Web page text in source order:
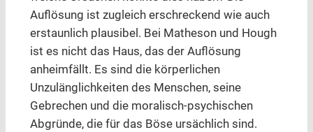
Auflösung ist zugleich erschreckend wie auch
erstaunlich plausibel. Bei Matheson und Hough
ist es nicht das Haus, das der Auflösung
anheimfällt. Es sind die körperlichen
Unzulänglichkeiten des Menschen, seine
Gebrechen und die moralisch-psychischen
Abgründe, die für das Böse ursächlich sind.